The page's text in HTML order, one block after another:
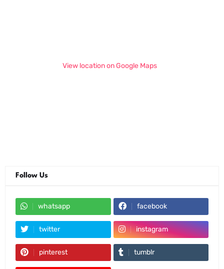
View location on Google Maps
Follow Us
whatsapp facebook
twitter instagram
pinterest tumblr